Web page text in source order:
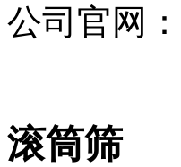
公司官网：
滚筒筛